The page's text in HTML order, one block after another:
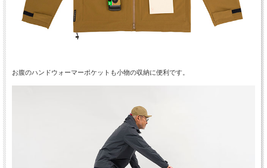
お腹のハンドウォーマーポケットも小物の収納に便利です。